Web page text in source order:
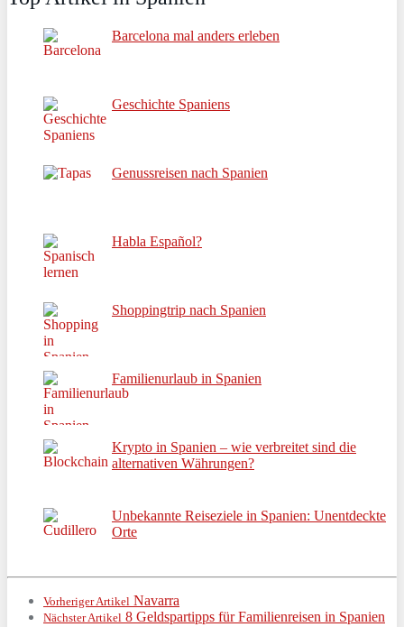
Barcelona mal anders erleben
Geschichte Spaniens
Genussreisen nach Spanien
Habla Español?
Shoppingtrip nach Spanien
Familienurlaub in Spanien
Krypto in Spanien – wie verbreitet sind die
alternativen Währungen?
Unbekannte Reiseziele in Spanien: Unentdeckte
Orte
Vorheriger Artikel Navarra
Nächster Artikel 8 Geldspartipps für Familienreisen in Spanien